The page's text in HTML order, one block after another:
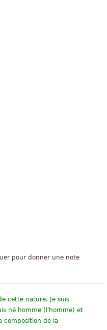
pour donner une note
cette nature. Je suis
né homme (l'homme) et
composition de la